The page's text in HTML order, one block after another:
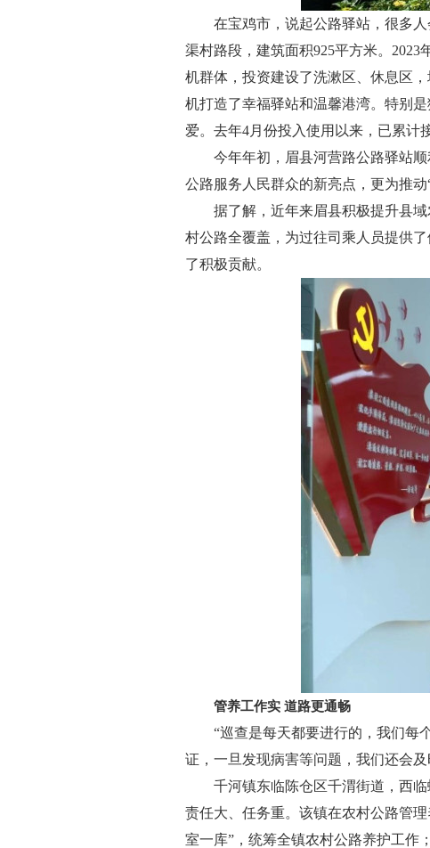
在宝鸡市，说起公路驿站，很多
渠村路段，建筑面积925平方米。
机群体，投资建设了洗漱区、休息区
机打造了幸福驿站和温馨港湾。特别
爱。去年4月份投入使用以来，已累计
今年年初，眉县河营路公路驿站
公路服务人民群众的新亮点，更为推
据了解，近年来眉县积极提升县
村公路全覆盖，为过往司乘人员提供
了积极贡献。
管养工作实 道路更通畅
“巡查是每天都要进行的，我们每
证，一旦发现病害等问题，我们还会
千河镇东临陈仓区千渭街道，西
责任大、任务重。该镇在农村公路管
室一库”，统筹全镇农村公路养护工作